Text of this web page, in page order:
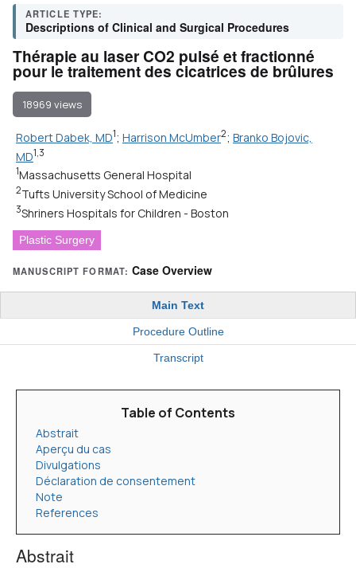
ARTICLE TYPE:
Descriptions of Clinical and Surgical Procedures
Thérapie au laser CO2 pulsé et fractionné
pour le traitement des cicatrices de brûlures
18969 views
Robert Dabek, MD1; Harrison McUmber2; Branko Bojovic,
MD1,3
1Massachusetts General Hospital
2Tufts University School of Medicine
3Shriners Hospitals for Children - Boston
Plastic Surgery
MANUSCRIPT FORMAT: Case Overview
Main Text
Procedure Outline
Transcript
Table of Contents
Abstrait
Aperçu du cas
Divulgations
Déclaration de consentement
Note
References
Abstrait